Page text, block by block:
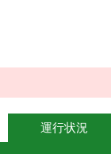
運行状況